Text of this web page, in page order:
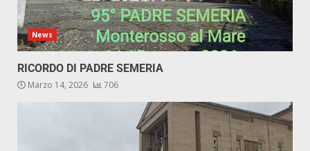
News
RICORDO DI PADRE SEMERIA
Marzo 14, 2026 706